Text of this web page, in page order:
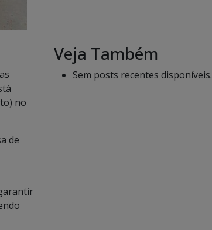
no
de
Veja Também
Sem posts recentes disponíveis.